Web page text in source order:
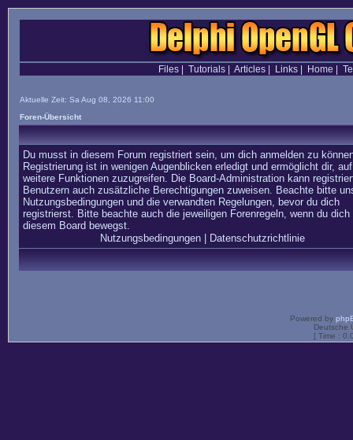
Files| Tutorials| Articles| Links| Home
Aktuelle Zeit: Sa Aug 08, 2026 11:00
Foren-Übersicht
Du musst in diesem Forum registriert sein, um dich anmelden zu
Registrierung ist in wenigen Augenblicken erledigt und ermöglicht dir, auf
weitere Funktionen zuzugreifen. Die Board-Administration kann
Benutzern auch zusätzliche Berechtigungen zuweisen. Beachte bitte
Nutzungsbedingungen und die verwandten Regelungen, bevor du dich
registrierst. Bitte beachte auch die jeweiligen Forenregeln, wenn du dich
diesem Board bewegst.
Nutzungsbedingungen| Datenschutzrichtlinie
Powered by
Deutsche
[ Time :